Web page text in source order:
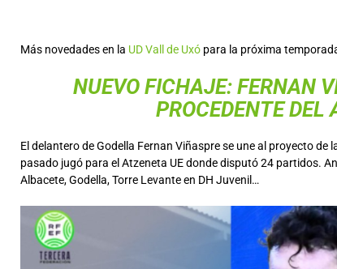
Más novedades en la UD Vall de Uxó para la próxima
NUEVO FICHAJE: FERNAN
PROCEDENTE DEL
El delantero de Godella Fernan Viñaspre se une al proyecto de
pasado jugó para el Atzeneta UE donde disputó 24 partidos.
Albacete, Godella, Torre Levante en DH Juvenil…